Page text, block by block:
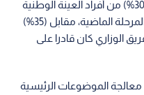
أما بالنسبة للفريق الوزاري، فقد أفاد (30%) من أفراد العينة الوطنية
بأنه كان قادرا على تحمل مسؤوليات المرحلة الماضية، مقابل (35%)
الوزاري كان قادرا على
معالجة الموضوعات الرئيسية